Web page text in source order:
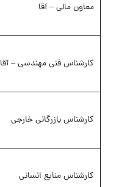
معاون مالی – آقا
کارشناس فنی مهندسی – آقا
کارشناس بازرگانی خارجی
کارشناس منابع انسانی